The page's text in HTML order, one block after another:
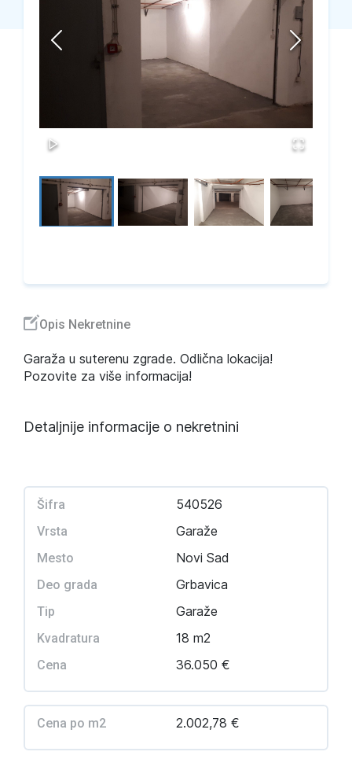
Opis Nekretnine
Garaža u suterenu zgrade. Odlična lokacija!
Pozovite za više informacija!
Detaljnije informacije o nekretnini
Šifra 540526
Vrsta Garaže
Mesto Novi Sad
Deo grada Grbavica
Tip Garaže
Kvadratura 18 m2
Cena 36.050 €
Cena po m2 2.002,78 €